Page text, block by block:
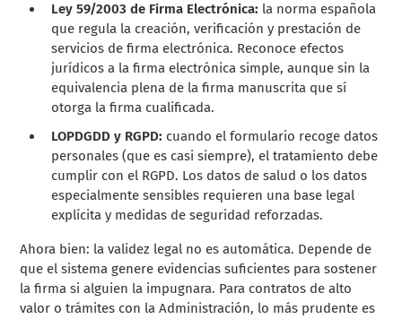
Ley 59/2003 de Firma Electrónica: la norma española
que regula la creación, verificación y prestación de
servicios de firma electrónica. Reconoce efectos
jurídicos a la firma electrónica simple, aunque sin la
equivalencia plena de la firma manuscrita que sí
otorga la firma cualificada.
LOPDGDD y RGPD: cuando el formulario recoge datos
personales (que es casi siempre), el tratamiento debe
cumplir con el RGPD. Los datos de salud o los datos
especialmente sensibles requieren una base legal
explícita y medidas de seguridad reforzadas.
Ahora bien: la validez legal no es automática. Depende de
que el sistema genere evidencias suficientes para sostener
la firma si alguien la impugnara. Para contratos de alto
valor o trámites con la Administración, lo más prudente es